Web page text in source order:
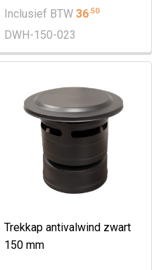
Inclusief BTW36.50
DWH-150-023
Trekkap antivalwind zwart
150 mm